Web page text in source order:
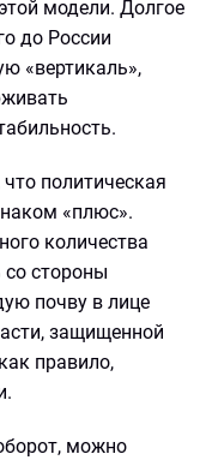
модели. Долгое
до России
«вертикаль»,
политическая
«плюс».
количества
со стороны
почву в лице
защищенной
правило,
можно